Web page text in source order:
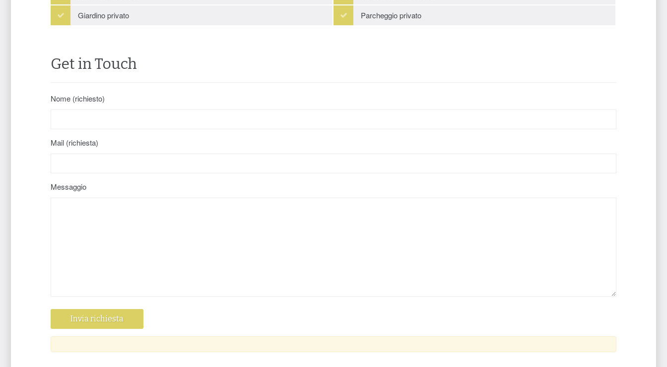
Giardino privato
Parcheggio privato
Get in Touch
Nome (richiesto)
Mail (richiesta)
Messaggio